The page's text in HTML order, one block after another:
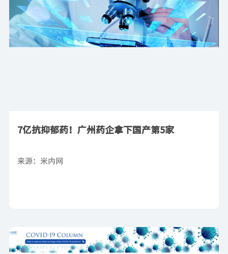
7亿抗抑郁药！广州药企拿下国产第5家
来源：米内网